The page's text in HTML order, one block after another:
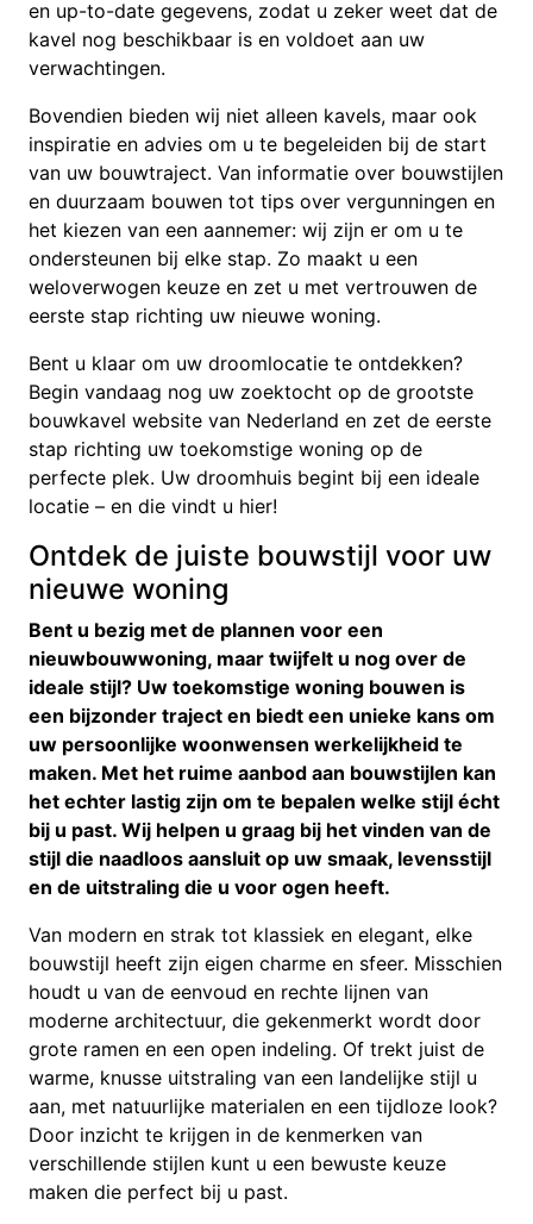
en up-to-date gegevens, zodat u zeker weet dat de
kavel nog beschikbaar is en voldoet aan uw
verwachtingen.
Bovendien bieden wij niet alleen kavels, maar ook
inspiratie en advies om u te begeleiden bij de start
van uw bouwtraject. Van informatie over bouwstijlen
en duurzaam bouwen tot tips over vergunningen en
het kiezen van een aannemer: wij zijn er om u te
ondersteunen bij elke stap. Zo maakt u een
weloverwogen keuze en zet u met vertrouwen de
eerste stap richting uw nieuwe woning.
Bent u klaar om uw droomlocatie te ontdekken?
Begin vandaag nog uw zoektocht op de grootste
bouwkavel website van Nederland en zet de eerste
stap richting uw toekomstige woning op de
perfecte plek. Uw droomhuis begint bij een ideale
locatie – en die vindt u hier!
Ontdek de juiste bouwstijl voor uw
nieuwe woning
Bent u bezig met de plannen voor een
nieuwbouwwoning, maar twijfelt u nog over de
ideale stijl? Uw toekomstige woning bouwen is
een bijzonder traject en biedt een unieke kans om
uw persoonlijke woonwensen werkelijkheid te
maken. Met het ruime aanbod aan bouwstijlen kan
het echter lastig zijn om te bepalen welke stijl écht
bij u past. Wij helpen u graag bij het vinden van de
stijl die naadloos aansluit op uw smaak, levensstijl
en de uitstraling die u voor ogen heeft.
Van modern en strak tot klassiek en elegant, elke
bouwstijl heeft zijn eigen charme en sfeer. Misschien
houdt u van de eenvoud en rechte lijnen van
moderne architectuur, die gekenmerkt wordt door
grote ramen en een open indeling. Of trekt juist de
warme, knusse uitstraling van een landelijke stijl u
aan, met natuurlijke materialen en een tijdloze look?
Door inzicht te krijgen in de kenmerken van
verschillende stijlen kunt u een bewuste keuze
maken die perfect bij u past.